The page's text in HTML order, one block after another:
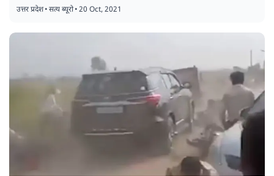
उत्तर प्रदेश•सत्य ब्यूरो•20 Oct, 2021